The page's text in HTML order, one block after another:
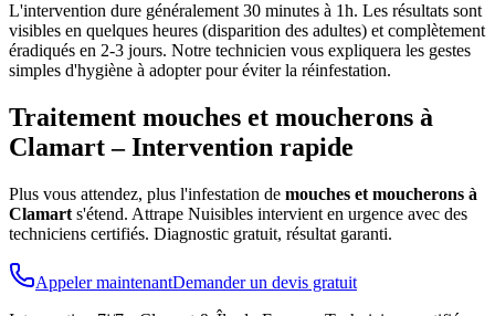
L'intervention dure généralement 30 minutes à 1h. Les résultats sont
visibles en quelques heures (disparition des adultes) et complètement
éradiqués en 2-3 jours. Notre technicien vous expliquera les gestes
simples d'hygiène à adopter pour éviter la réinfestation.
Traitement mouches et moucherons à
Clamart– Intervention rapide
Plus vous attendez, plus l'infestation de mouches et moucherons à
Clamart s'étend. Attrape Nuisibles intervient en urgence avec des
techniciens certifiés. Diagnostic gratuit, résultat garanti.
Appeler maintenantDemander un devis gratuit